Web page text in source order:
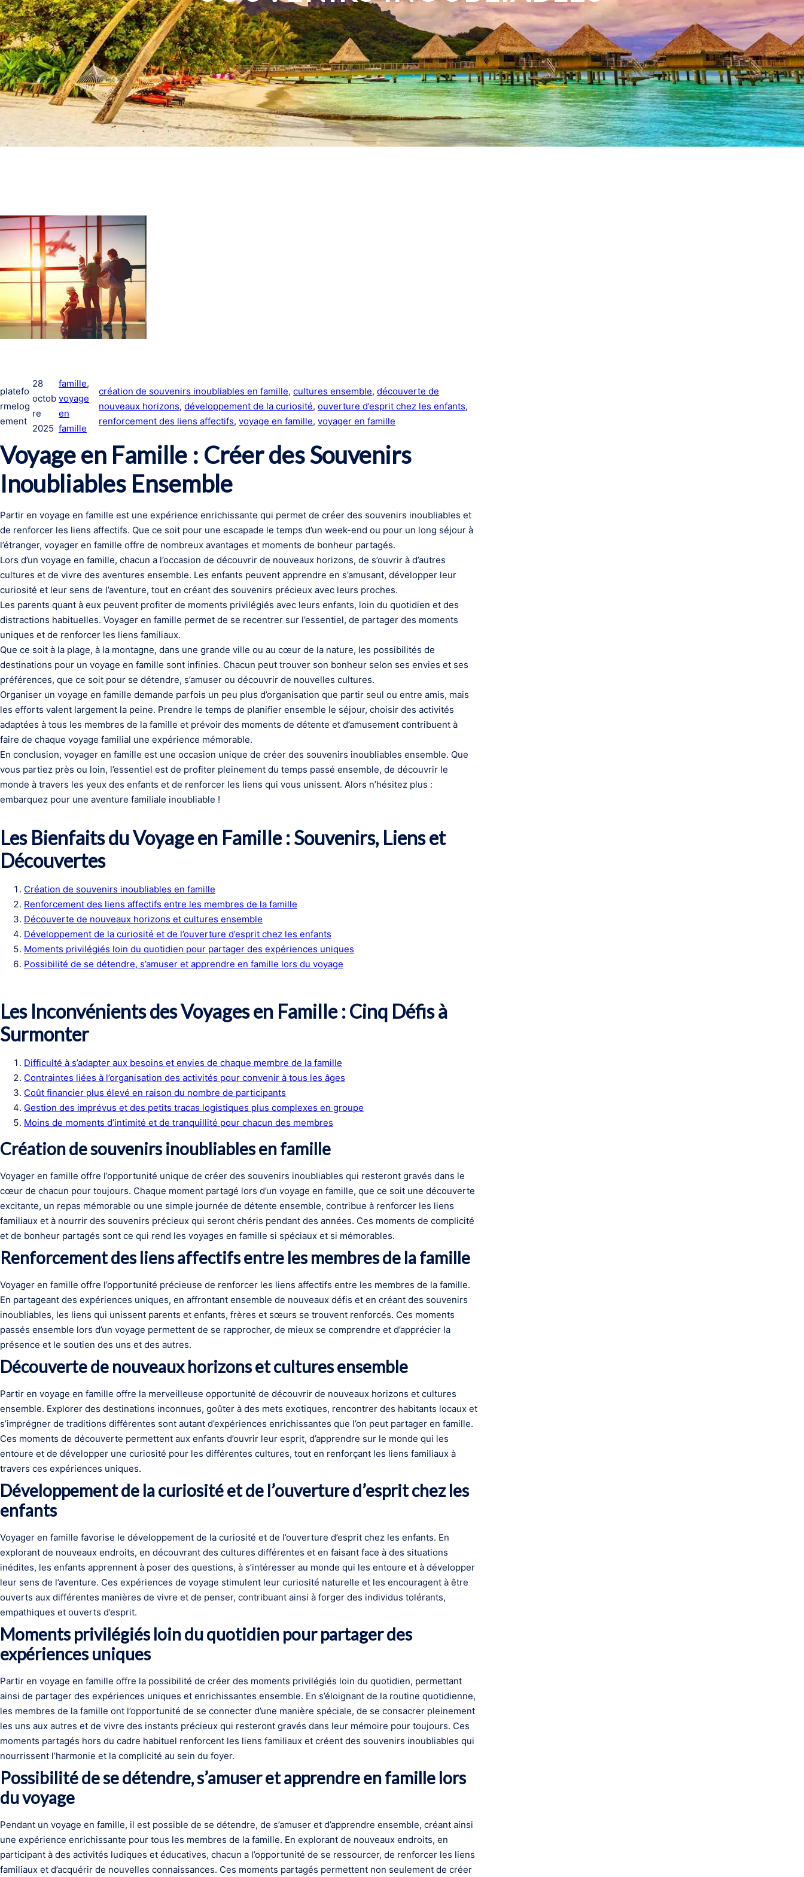
platefo
rmelog
ement
28
octob
re
2025
famille
voyage
en
famille
création de souvenirs inoubliables en famille, cultures ensemble, découverte de
nouveaux horizons, développement de la curiosité, ouverture d’esprit chez les enfants
renforcement des liens affectifs, voyage en famille, voyager en famille
Voyage en Famille : Créer des Souvenirs
Inoubliables Ensemble
Partir en voyage en famille est une expérience enrichissante qui permet de créer des souvenirs inoubliables et
de renforcer les liens affectifs. Que ce soit pour une escapade le temps d’un week-end ou pour un long séjour à
l’étranger, voyager en famille offre de nombreux avantages et moments de bonheur partagés.
Lors d’un voyage en famille, chacun a l’occasion de découvrir de nouveaux horizons, de s’ouvrir à d’autres
cultures et de vivre des aventures ensemble. Les enfants peuvent apprendre en s’amusant, développer leur
curiosité et leur sens de l’aventure, tout en créant des souvenirs précieux avec leurs proches.
Les parents quant à eux peuvent profiter de moments privilégiés avec leurs enfants, loin du quotidien et des
distractions habituelles. Voyager en famille permet de se recentrer sur l’essentiel, de partager des moments
uniques et de renforcer les liens familiaux.
Que ce soit à la plage, à la montagne, dans une grande ville ou au cœur de la nature, les possibilités de
destinations pour un voyage en famille sont infinies. Chacun peut trouver son bonheur selon ses envies et ses
préférences, que ce soit pour se détendre, s’amuser ou découvrir de nouvelles cultures.
Organiser un voyage en famille demande parfois un peu plus d’organisation que partir seul ou entre amis, mais
les efforts valent largement la peine. Prendre le temps de planifier ensemble le séjour, choisir des activités
adaptées à tous les membres de la famille et prévoir des moments de détente et d’amusement contribuent à
faire de chaque voyage familial une expérience mémorable.
En conclusion, voyager en famille est une occasion unique de créer des souvenirs inoubliables ensemble. Que
vous partiez près ou loin, l’essentiel est de profiter pleinement du temps passé ensemble, de découvrir le
monde à travers les yeux des enfants et de renforcer les liens qui vous unissent. Alors n’hésitez plus :
embarquez pour une aventure familiale inoubliable !
Les Bienfaits du Voyage en Famille : Souvenirs, Liens et
Découvertes
Création de souvenirs inoubliables en famille
Renforcement des liens affectifs entre les membres de la famille
Découverte de nouveaux horizons et cultures ensemble
Développement de la curiosité et de l’ouverture d’esprit chez les enfants
Moments privilégiés loin du quotidien pour partager des expériences uniques
Possibilité de se détendre, s’amuser et apprendre en famille lors du voyage
Les Inconvénients des Voyages en Famille : Cinq Défis à
Surmonter
Difficulté à s’adapter aux besoins et envies de chaque membre de la famille
Contraintes liées à l’organisation des activités pour convenir à tous les âges
Coût financier plus élevé en raison du nombre de participants
Gestion des imprévus et des petits tracas logistiques plus complexes en groupe
Moins de moments d’intimité et de tranquillité pour chacun des membres
Création de souvenirs inoubliables en famille
Voyager en famille offre l’opportunité unique de créer des souvenirs inoubliables qui resteront gravés dans le
cœur de chacun pour toujours. Chaque moment partagé lors d’un voyage en famille, que ce soit une découverte
excitante, un repas mémorable ou une simple journée de détente ensemble, contribue à renforcer les liens
familiaux et à nourrir des souvenirs précieux qui seront chéris pendant des années. Ces moments de complicité
et de bonheur partagés sont ce qui rend les voyages en famille si spéciaux et si mémorables.
Renforcement des liens affectifs entre les membres de la famille
Voyager en famille offre l’opportunité précieuse de renforcer les liens affectifs entre les membres de la famille.
En partageant des expériences uniques, en affrontant ensemble de nouveaux défis et en créant des souvenirs
inoubliables, les liens qui unissent parents et enfants, frères et sœurs se trouvent renforcés. Ces moments
passés ensemble lors d’un voyage permettent de se rapprocher, de mieux se comprendre et d’apprécier la
présence et le soutien des uns et des autres.
Découverte de nouveaux horizons et cultures ensemble
Partir en voyage en famille offre la merveilleuse opportunité de découvrir de nouveaux horizons et cultures
ensemble. Explorer des destinations inconnues, goûter à des mets exotiques, rencontrer des habitants locaux et
s’imprégner de traditions différentes sont autant d’expériences enrichissantes que l’on peut partager en famille.
Ces moments de découverte permettent aux enfants d’ouvrir leur esprit, d’apprendre sur le monde qui les
entoure et de développer une curiosité pour les différentes cultures, tout en renforçant les liens familiaux à
travers ces expériences uniques.
Développement de la curiosité et de l’ouverture d’esprit chez les
enfants
Voyager en famille favorise le développement de la curiosité et de l’ouverture d’esprit chez les enfants. En
explorant de nouveaux endroits, en découvrant des cultures différentes et en faisant face à des situations
inédites, les enfants apprennent à poser des questions, à s’intéresser au monde qui les entoure et à développer
leur sens de l’aventure. Ces expériences de voyage stimulent leur curiosité naturelle et les encouragent à être
ouverts aux différentes manières de vivre et de penser, contribuant ainsi à forger des individus tolérants,
empathiques et ouverts d’esprit.
Moments privilégiés loin du quotidien pour partager des
expériences uniques
Partir en voyage en famille offre la possibilité de créer des moments privilégiés loin du quotidien, permettant
ainsi de partager des expériences uniques et enrichissantes ensemble. En s’éloignant de la routine quotidienne,
les membres de la famille ont l’opportunité de se connecter d’une manière spéciale, de se consacrer pleinement
les uns aux autres et de vivre des instants précieux qui resteront gravés dans leur mémoire pour toujours. Ces
moments partagés hors du cadre habituel renforcent les liens familiaux et créent des souvenirs inoubliables qui
nourrissent l’harmonie et la complicité au sein du foyer.
Possibilité de se détendre, s’amuser et apprendre en famille lors
du voyage
Pendant un voyage en famille, il est possible de se détendre, de s’amuser et d’apprendre ensemble, créant ainsi
une expérience enrichissante pour tous les membres de la famille. En explorant de nouveaux endroits, en
participant à des activités ludiques et éducatives, chacun a l’opportunité de se ressourcer, de renforcer les liens
familiaux et d’acquérir de nouvelles connaissances. Ces moments partagés permettent non seulement de créer